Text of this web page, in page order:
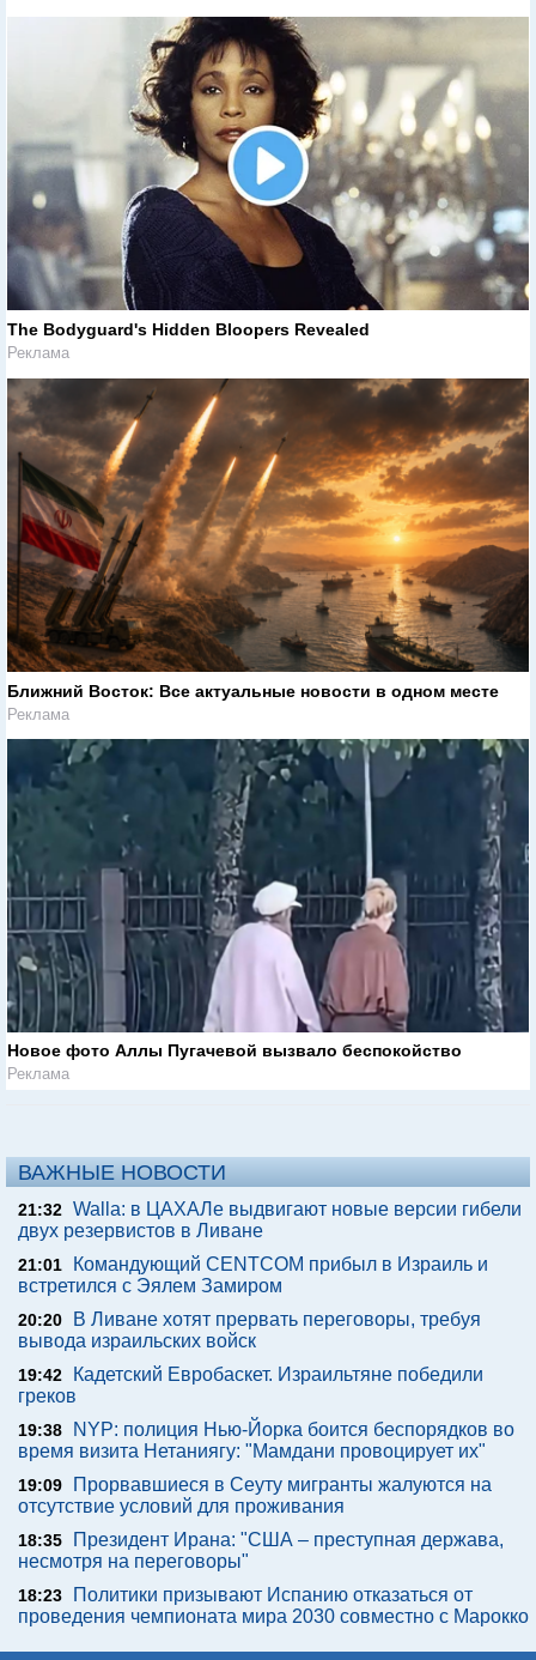
The Bodyguard's Hidden Bloopers Revealed
Реклама
Ближний Восток: Все актуальные новости в одном месте
Реклама
Новое фото Аллы Пугачевой вызвало беспокойство
Реклама
ВАЖНЫЕ НОВОСТИ
21:32 Walla: в ЦАХАЛе выдвигают новые версии гибели
двух резервистов в Ливане
21:01
Командующий CENTCOM прибыл в Израиль и
встретился с Эялем Замиром
20:20
В Ливане хотят прервать переговоры, требуя
вывода израильских войск
19:42
Кадетский Евробаскет. Израильтяне победили
греков
19:38
NYP: полиция Нью-Йорка боится беспорядков во
время визита Нетаниягу: "Мамдани провоцирует их"
19:09
Прорвавшиеся в Сеуту мигранты жалуются на
отсутствие условий для проживания
18:35
Президент Ирана: "США – преступная держава,
несмотря на переговоры"
18:23
Политики призывают Испанию отказаться от
проведения чемпионата мира 2030 совместно с Марокко